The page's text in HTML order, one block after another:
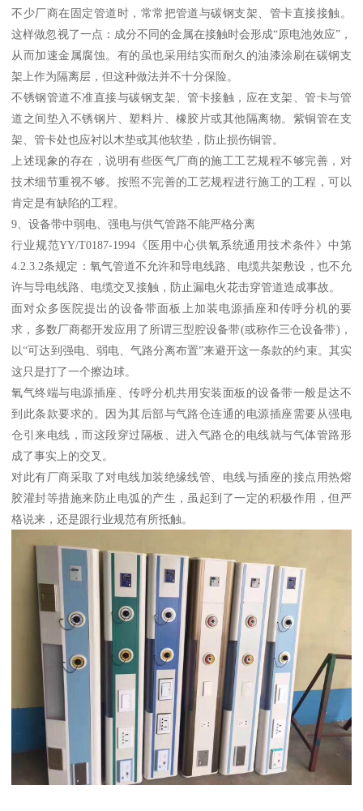
不少厂商在固定管道时，常常把管道与碳钢支架、管卡直接接触。
这样做忽视了一点：成分不同的金属在接触时会形成“原电池效应”，
从而加速金属腐蚀。有的虽也采用结实而耐久的油漆涂刷在碳钢支
架上作为隔离层，但这种做法并不十分保险。
不锈钢管道不准直接与碳钢支架、管卡接触，应在支架、管卡与管
道之间垫入不锈钢片、塑料片、橡胶片或其他隔离物。紫铜管在支
架、管卡处也应衬以木垫或其他软垫，防止损伤铜管。
上述现象的存在，说明有些医气厂商的施工工艺规程不够完善，对
技术细节重视不够。按照不完善的工艺规程进行施工的工程，可以
肯定是有缺陷的工程。
9、设备带中弱电、强电与供气管路不能严格分离
行业规范YY/T0187-1994《医用中心供氧系统通用技术条件》中第
4.2.3.2条规定：氧气管道不允许和导电线路、电缆共架敷设，也不允
许与导电线路、电缆交叉接触，防止漏电火花击穿管道造成事故。
面对众多医院提出的设备带面板上加装电源插座和传呼分机的要
求，多数厂商都开发应用了所谓三型腔设备带(或称作三仓设备带)，
以“可达到强电、弱电、气路分离布置”来避开这一条款的约束。其实
这只是打了一个擦边球。
氧气终端与电源插座、传呼分机共用安装面板的设备带一般是达不
到此条款要求的。因为其后部与气路仓连通的电源插座需要从强电
仓引来电线，而这段穿过隔板、进入气路仓的电线就与气体管路形
成了事实上的交叉。
对此有厂商采取了对电线加装绝缘线管、电线与插座的接点用热熔
胶灌封等措施来防止电弧的产生，虽起到了一定的积极作用，但严
格说来，还是跟行业规范有所抵触。